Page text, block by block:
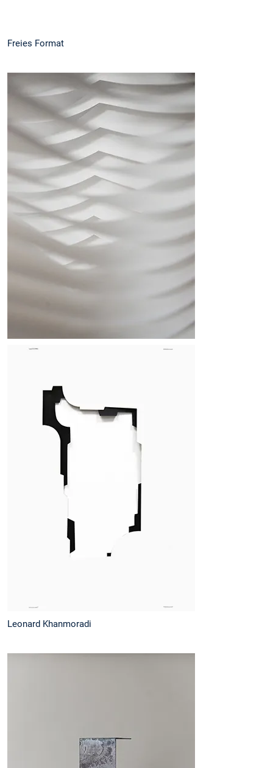
Freies Format
Leonard Khanmoradi